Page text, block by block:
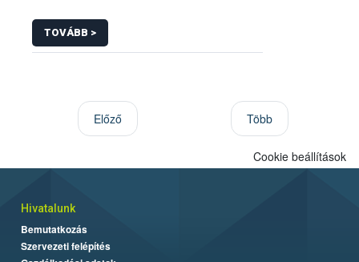
TOVÁBB >
Előző Több
Cookie beállítások
Hivatalunk
Bemutatkozás
Szervezeti felépítés